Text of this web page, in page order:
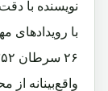
نویسنده با
با رویدادهای
واقع‌بینانه